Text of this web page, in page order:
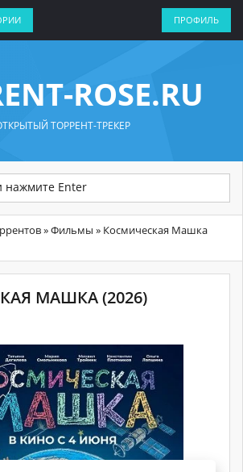
ПРОФИЛЬ
ROSE.RU
ТОРРЕНТ-ТРЕКЕР
»Фильмы » Космическая Машка
МАШКА (2026)